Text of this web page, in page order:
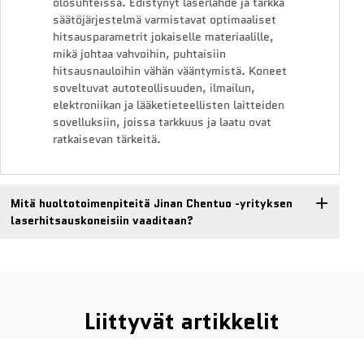
säätöjärjestelmä varmistavat optimaaliset
hitsausparametrit jokaiselle materiaalille,
mikä johtaa vahvoihin, puhtaisiin
hitsausnauloihin vähän vääntymistä. Koneet
soveltuvat autoteollisuuden, ilmailun,
elektroniikan ja lääketieteellisten laitteiden
sovelluksiin, joissa tarkkuus ja laatu ovat
ratkaisevan tärkeitä.
Mitä huoltotoimenpiteitä Jinan Chentuo -yrityksen
laserhitsauskoneisiin vaaditaan?
Liittyvät artikkelit